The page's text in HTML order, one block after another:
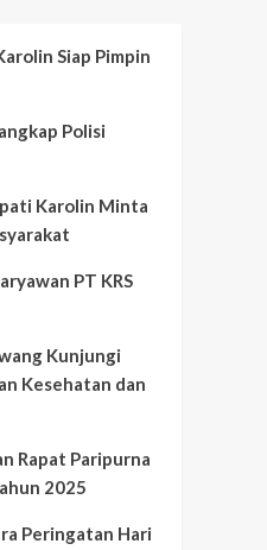
Siap Pimpin
Polisi
Karolin Minta
PT KRS
Kunjungi
Kesehatan dan
Rapat Paripurna
2025
Peringatan Hari